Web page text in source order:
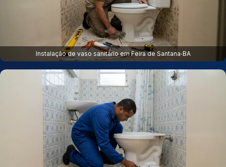
Instalação de vaso sanitário em Feira de Santana‑BA